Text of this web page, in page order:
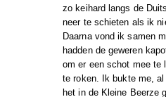
zo keihard langs de
neer te schieten als ik
Daarna vond ik samen
hadden de geweren
om er een schot mee te
te roken. Ik bukte me,
het in de Kleine Beerze